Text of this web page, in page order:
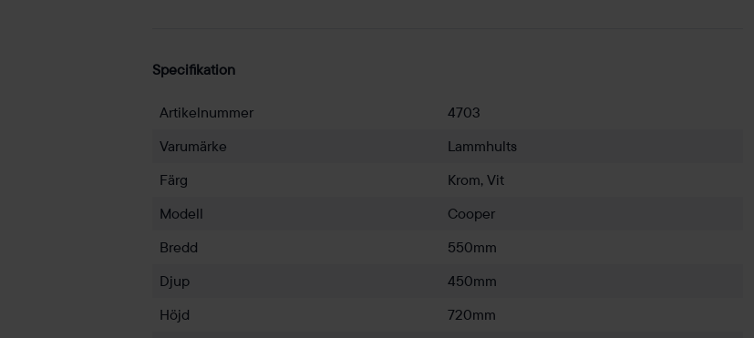
Specifikation
Artikelnummer
4703
Varumärke
Lammhults
Färg
Krom, Vit
Modell
Cooper
Bredd
550mm
Djup
450mm
Höjd
720mm